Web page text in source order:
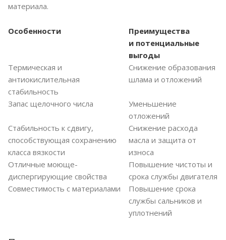
материала.
Особенности
Преимущества
и потенциальные
выгоды
Термическая и
антиокислительная
стабильность
Снижение образования
шлама и отложений
Запас щелочного числа
Уменьшение
отложений
Стабильность к сдвигу,
способствующая сохранению
класса вязкости
Снижение расхода
масла и защита от
износа
Отличные моюще-
диспергирующие свойства
Повышение чистоты и
срока службы двигателя
Совместимость с материалами
Повышение срока
службы сальников и
уплотнений